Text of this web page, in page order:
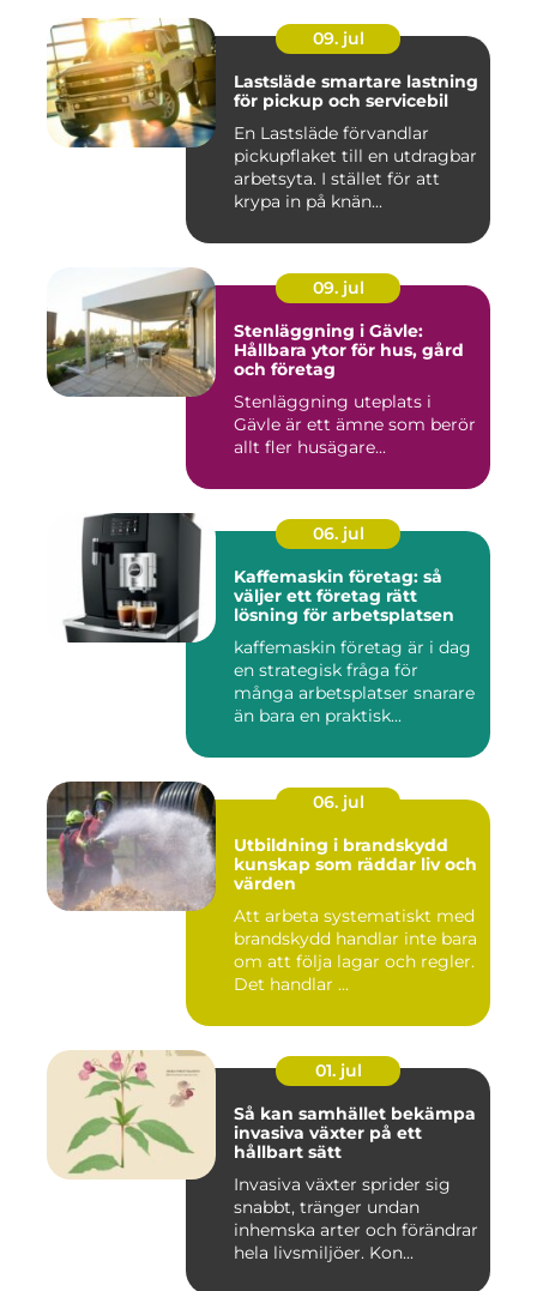
09. jul
Lastsläde smartare lastning
för pickup och servicebil
En Lastsläde förvandlar
pickupflaket till en utdragbar
arbetsyta. I stället för att
krypa in på knän...
09. jul
Stenläggning i Gävle:
Hållbara ytor för hus, gård
och företag
Stenläggning uteplats i
Gävle är ett ämne som berör
allt fler husägare...
06. jul
Kaffemaskin företag: så
väljer ett företag rätt
lösning för arbetsplatsen
kaffemaskin företag är i dag
en strategisk fråga för
många arbetsplatser snarare
än bara en praktisk...
06. jul
Utbildning i brandskydd
kunskap som räddar liv och
värden
Att arbeta systematiskt med
brandskydd handlar inte bara
om att följa lagar och regler.
Det handlar ...
01. jul
Så kan samhället bekämpa
invasiva växter på ett
hållbart sätt
Invasiva växter sprider sig
snabbt, tränger undan
inhemska arter och förändrar
hela livsmiljöer. Kon...